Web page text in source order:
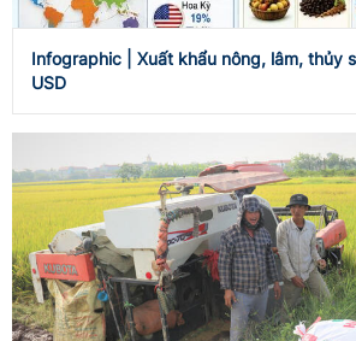
Infographic | Xuất khẩu nông, lâm, thủy
USD